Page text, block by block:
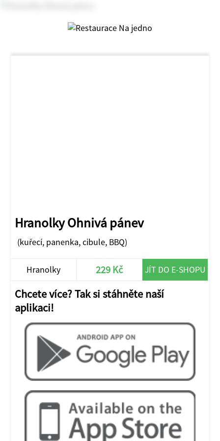
Hranolky Ohnivá pánev
(kuřecí, panenka, cibule, BBQ)
Hranolky 229 Kč JÍT DO E-SHOPU
Chcete více? Tak si stáhněte naší
aplikaci!